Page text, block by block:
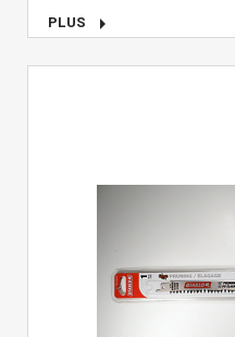
PLUS 